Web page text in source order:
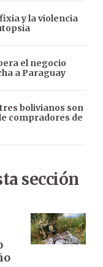
y la violencia
el negocio
a Paraguay
bolivianos son
compradores de
sección